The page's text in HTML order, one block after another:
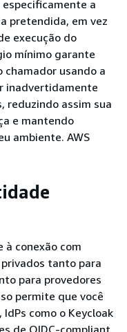
a
pretendida, em vez
execução do
mínimo garante
usando a
inadvertidamente
reduzindo assim sua
e mantendo
ambiente. AWS
conexão com
tanto para
para provedores
permite que você
como o Keycloak
de OIDC-compliant